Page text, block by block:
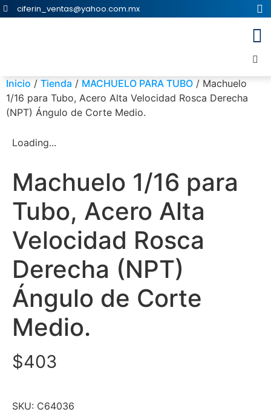
ciferin_ventas@yahoo.com.mx
Inicio / Tienda / MACHUELO PARA TUBO / Machuelo
1/16 para Tubo, Acero Alta Velocidad Rosca Derecha
(NPT) Ángulo de Corte Medio.
Loading...
Machuelo 1/16 para
Tubo, Acero Alta
Velocidad Rosca
Derecha (NPT)
Ángulo de Corte
Medio.
$403
SKU: C64036